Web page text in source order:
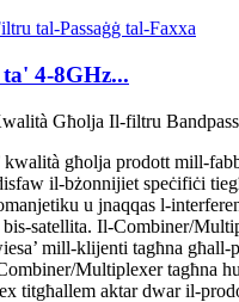
4-8GHz...
Għolja Il-filtru
għolja prodott mill-
il-bżonnijiet speċifiċi
u jnaqqas l-
satellita. Il-Combiner/
mill-klijenti tagħna
Multiplexer tagħna
titgħallem aktar dwar il-